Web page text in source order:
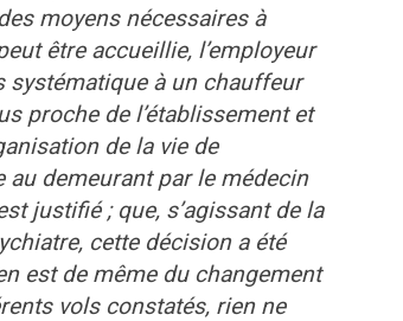
moyens nécessaires à
être accueillie, l’employeur
systématique à un chauffeur
proche de l’établissement et
de la vie de
au demeurant par le médecin
justifié ; que, s’agissant de la
cette décision a été
est de même du changement
vols constatés, rien ne